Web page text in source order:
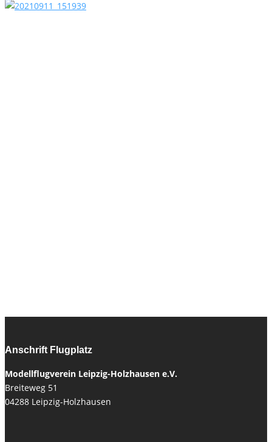
Anschrift Flugplatz
Modellflugverein Leipzig-Holzhausen e.V.
Breiteweg 51
04288 Leipzig-Holzhausen